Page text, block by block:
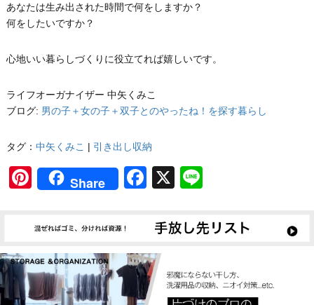
あなたは生み出された時間で何をしますか？
何をしたいですか？
心地いい暮らしづくりに役立てれば嬉しいです。
ライフオーガナイザー 中矢くみこ
ブログ: 男の子＋女の子＋双子とのやったね！を探す暮らし
タグ： 中矢くみこ | 引き出し収納
Pinterest
Share Facebook
X